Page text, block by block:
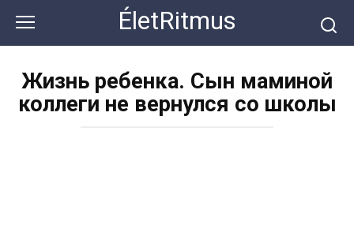
контенту
ÉletRitmus
Жизнь ребенка. Сын маминой
коллеги не вернулся со школы